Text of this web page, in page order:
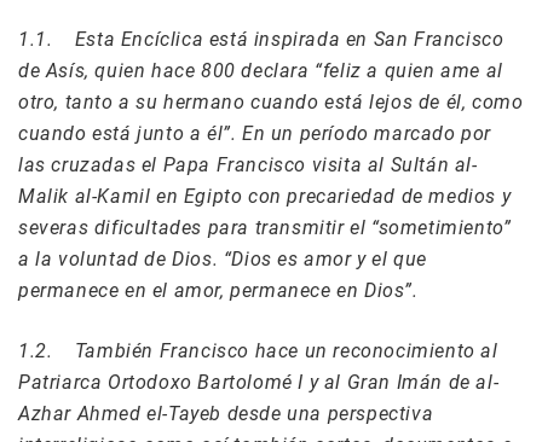
1.1. Esta Encíclica está inspirada en San Francisco
de Asís, quien hace 800 declara “feliz a quien ame al
otro, tanto a su hermano cuando está lejos de él, como
cuando está junto a él”. En un período marcado por
las cruzadas el Papa Francisco visita al Sultán al-
Malik al-Kamil en Egipto con precariedad de medios y
severas dificultades para transmitir el “sometimiento”
a la voluntad de Dios. “Dios es amor y el que
permanece en el amor, permanece en Dios”.
1.2. También Francisco hace un reconocimiento al
Patriarca Ortodoxo Bartolomé I y al Gran Imán de al-
Azhar Ahmed el-Tayeb desde una perspectiva